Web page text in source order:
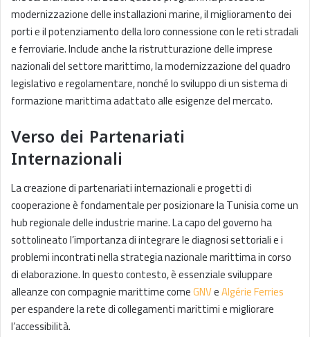
modernizzazione delle installazioni marine, il miglioramento dei
porti e il potenziamento della loro connessione con le reti stradali
e ferroviarie. Include anche la ristrutturazione delle imprese
nazionali del settore marittimo, la modernizzazione del quadro
legislativo e regolamentare, nonché lo sviluppo di un sistema di
formazione marittima adattato alle esigenze del mercato.
Verso dei Partenariati
Internazionali
La creazione di partenariati internazionali e progetti di
cooperazione è fondamentale per posizionare la Tunisia come un
hub regionale delle industrie marine. La capo del governo ha
sottolineato l’importanza di integrare le diagnosi settoriali e i
problemi incontrati nella strategia nazionale marittima in corso
di elaborazione. In questo contesto, è essenziale sviluppare
alleanze con compagnie marittime comeGNVeAlgérie Ferries
per espandere la rete di collegamenti marittimi e migliorare
l’accessibilità.